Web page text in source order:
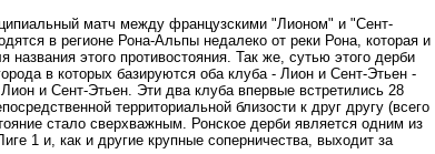
матч между французскими "Лионом" и "Сент-
в регионе Рона-Альпы недалеко от реки Рона, которая и
названия этого противостояния. Так же, сутью этого дерби
в которых базируются оба клуба - Лион и Сент-Этьен -
и Сент-Этьен. Эти два клуба впервые встретились 28
территориальной близости к друг другу (всего
стало сверхважным. Ронское дерби является одним из
1 и, как и другие крупные соперничества, выходит за